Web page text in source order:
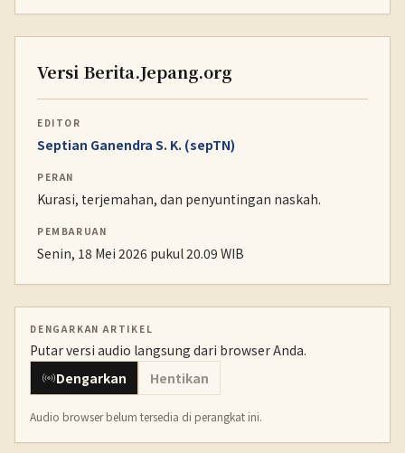
Versi Berita.Jepang.org
EDITOR
Septian Ganendra S. K. (sepTN)
PERAN
Kurasi, terjemahan, dan penyuntingan naskah.
PEMBARUAN
Senin, 18 Mei 2026 pukul 20.09 WIB
DENGARKAN ARTIKEL
Putar versi audio langsung dari browser Anda.
Dengarkan
Hentikan
Audio browser belum tersedia di perangkat ini.